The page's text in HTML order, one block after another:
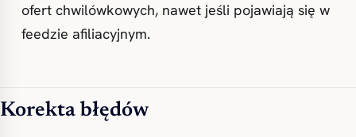
ofert chwilówkowych, nawet jeśli pojawiają się w
feedzie afiliacyjnym.
Korekta błędów